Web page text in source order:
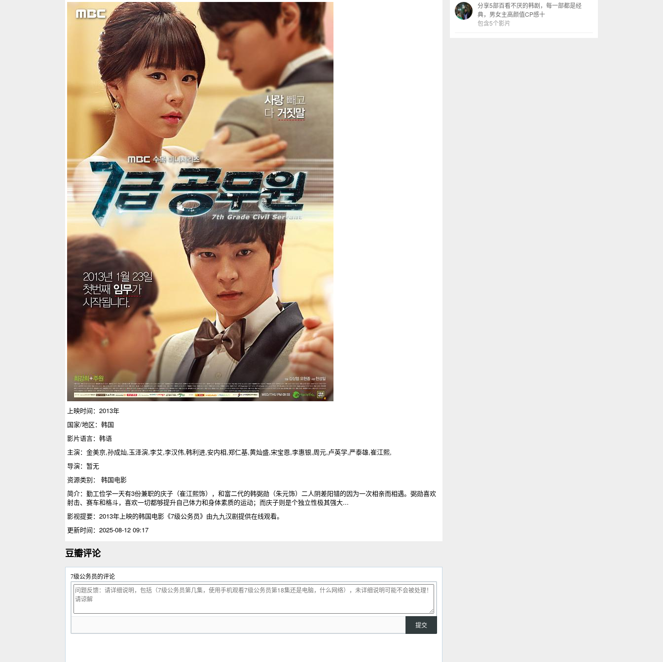
上映时间：2013年
国家/地区：韩国
影片语言：韩语
主演：金美京,孙成灿,玉泽演,李艾,李汉伟,韩利进,安内相,郑仁基,黄灿盛,宋宝恩,李惠银,周元,卢英学,严泰雄,崔江熙,
导演：暂无
资源类别： 韩国电影
简介：勤工俭学一天有3份兼职的庆子（崔江熙饰），和富二代的韩弼勋（朱元饰）二人阴差阳错的因为一次相亲而相遇。弼勋喜欢
射击、赛车和格斗，喜欢一切都够提升自己体力和身体素质的运动；而庆子则是个独立性极其强大...
影视提要：2013年上映的韩国电影 《7级公务员》由九九汉剧提供在线观看。
更新时间：2025-08-12 09:17
豆瓣评论
7级公务员的评论
分享5部百看不厌的韩剧，每一部都是经
典，男女主高颜值CP感十
包含5个影片